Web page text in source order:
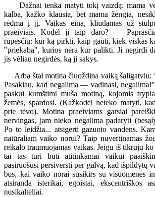
Dažnai tenka matyti tokį vaizdą: mama
kalba, kažko klausia, bet mama žengia,
rėdma į jį. Vaikas eina, kliūdamas už
praeiviais. Kodėl ji taip daro? —
rūpesčių: kur ką pirkti, kaip gauti, kiek viskas
"priekaba", kurios nėra kur palikti. Ji negirdi
jis vėliau negirdės, ką ji sakys.
Arba štai motina čiuoždina vaiką šaligatviu:
Pasakiau, kad negalima — vadinasi,
paskui kumštimi muša motiną, kojomis
žemės, spardosi. (Kažkodėl neteko matyti,
prie tėvo). Motina praeiviams garsiai
nervingas, jam nieko negalima padaryti
Po to leidžia... atsigerti gazuoto vandens.
natūraliam vaiko norui? Taip nuvertinamas
reikalo traumuojamas vaikas. Jeigu iš tikrųjų
tai tas turi būti atitinkamai vaikui
pasiruošusi persiversti per galvą, kad išpildytų
bus, kai vaiko norai susikirs su visuomenės
atsiranda isterikai, egoistai, ekscentriškos
nusikaltėliai.